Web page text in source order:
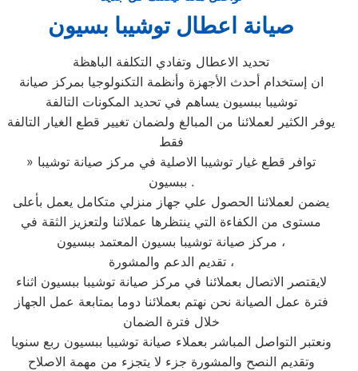
صيانة اعطال توشيبا بسيون
تحديد الاعطال وتفادي التكلفة الباهظة
ان إستخدام أحدث الأجهزة وأنظمة التكنولوجيا بمركز صيانة
توشيبا ببسيون يساهم في تحديد المكونات التالفة
يوفر الكثير لعملائنا من المبالغ ولضمان تغيير قطع الغيار التالفة
فقط
» توافر قطع غيار توشيبا الاصلية في مركز صيانة توشيبا
ببسيون .
يضمن لعملائنا الحصول علي جهاز منزلي متكامل يعمل بأعلى
مستوى من الكفاءة التي ينتظرها عملائنا ولتعزيز الثقة في
مركز صيانة توشيبا بسيون المعتمد ببسيون ،
تقديم الدعم والمشورة ،
لايقتصر الاتصال بعملائنا في مركز صيانة توشيبا ببسيون اثناء
فترة عمل الصيانة نحن نهتم بعملائنا دوما بمتابعة عمل الجهاز
خلال فترة الضمان
ونعتبر التواصل المباشر بعملاء صيانة توشيبا ببسيون ربع سنويا
وتقديم النصح والمشورة جزء لا يتجزء من مهمة الاصلاح